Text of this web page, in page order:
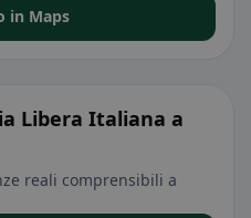
in Maps
Libera Italiana a
reali comprensibili a